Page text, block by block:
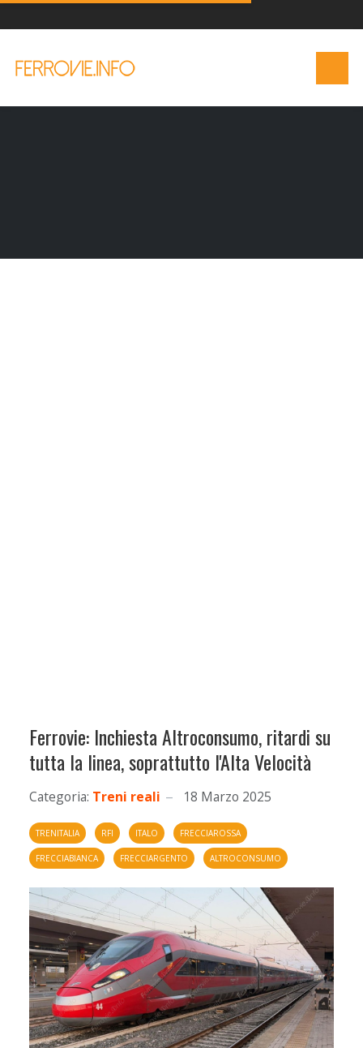
Ferrovie: Inchiesta Altroconsumo, ritardi su
tutta la linea, soprattutto l'Alta Velocità
Categoria: Treni reali 18 Marzo 2025
TRENITALIA RFI ITALO FRECCIAROSSA
FRECCIABIANCA FRECCIARGENTO ALTROCONSUMO